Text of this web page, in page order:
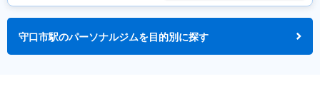
守口市駅のパーソナルジムを目的別に探す